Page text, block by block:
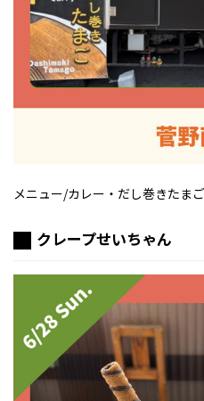
メニュー/カレー・だし巻きたまご
クレープせいちゃん